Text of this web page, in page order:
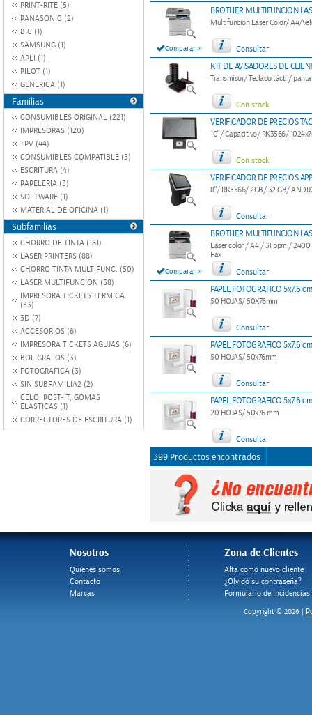
PRINT-RITE (5)
PANASONIC (2)
BIC (1)
SAMSUNG (1)
APLI (1)
PILOT (1)
GENERICA (1)
Familias
CONSUMIBLES ORIGINAL (221)
IMPRESORAS (120)
TPV (44)
CONSUMIBLES COMPATIBLE (5)
ESCRITURA (4)
PAPELERIA (3)
SOFTWARE (1)
MATERIAL DE OFICINA (1)
Subfamilias
CHORRO DE TINTA (161)
LASER PRINTERS (88)
CHORRO TINTA MULTIFUNC. (50)
LASER MULTIFUNCION (38)
IMPRESORA TICKETS TERMICA
(33)
3D (7)
ACCESORIOS (6)
IMPRESORA TICKETS AGUJAS (6)
BOLIGRAFOS (3)
FOTOGRAFICA (3)
SIN SUBFAMILIA2 (2)
CELO, POST-IT, GOMAS
ELASTICAS (1)
CORRECTORES DE ESCRITURA (1)
Comparar »
BROTHER MULTIFUNCION
Multifunción Láser Color/ A4/
Consultar
KIT DE AVISADORES DE
Transmisor/ Teclado táctil/
Con stock
VERIFICADOR DE PRECIOS
10"/ Capacitivo/ RK3566/
Con stock
VERIFICADOR DE PRECIOS
8"/ RK3566/ 2GB/ 32 GB/
Consultar
Comparar »
BROTHER MULTIFUNCION
Láser color / A4 / 31 ppm / 2400
Fax
Consultar
PAPEL FOTOGRAFICO 5x7.6
50 HOJAS/ 50X76mm
Consultar
PAPEL FOTOGRAFICO 5x7.6
50 HOJAS/ 50x76mm
Consultar
PAPEL FOTOGRAFICO 5x7.6
20 HOJAS/ 50x76 mm
Consultar
399 Productos encontrados
Nosotros
Quienes somos
Contacto
Marcas
Zona de Clientes
Alta como nuevo cliente
¿Olvidó su contraseña?
Formulario de Incidencias
Copyright © 2026 |